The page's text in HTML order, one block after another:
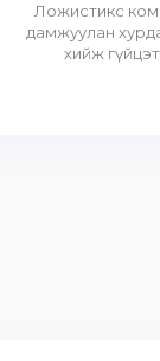
Ложистикс
дамжуулан
хийж